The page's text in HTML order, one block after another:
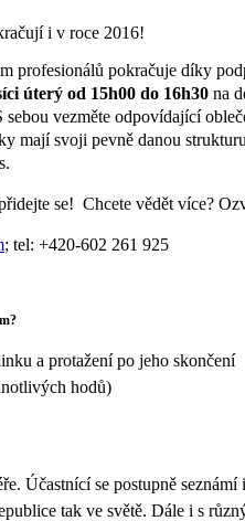
profesionálů pokračuje díky
úterý od 15h00 do 16h30 na
vezměte odpovídající
mají svoji pevně danou
se! Chcete vědět více?
; tel: +420-602 261 925
a protažení po jeho skončení
hodů)
Účastnící se postupně
tak ve světě. Dále i s